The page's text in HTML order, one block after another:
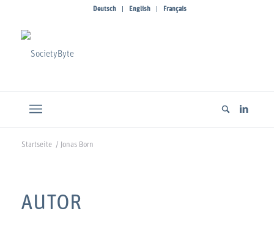
Deutsch English Français
Startseite / Jonas Born
AUTOR